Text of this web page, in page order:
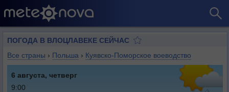
ПОГОДА В ВЛОЦЛАВЕКЕ СЕЙЧАС
Все страны › Польша › Куявско-Поморское воеводство
6 августа, четверг
9:00